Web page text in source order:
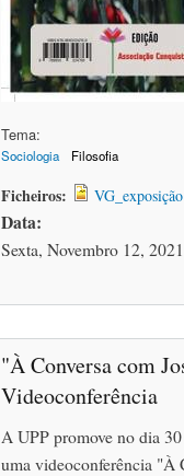
Tema:
Sociologia Filosofia
Ficheiros:
Data:
Sexta, Novembro 12,
"À Conversa com
Videoconferência
A UPP promove no dia
uma videoconferência "À